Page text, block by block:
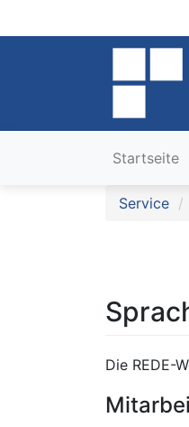
Startseite
Service
Die REDE-